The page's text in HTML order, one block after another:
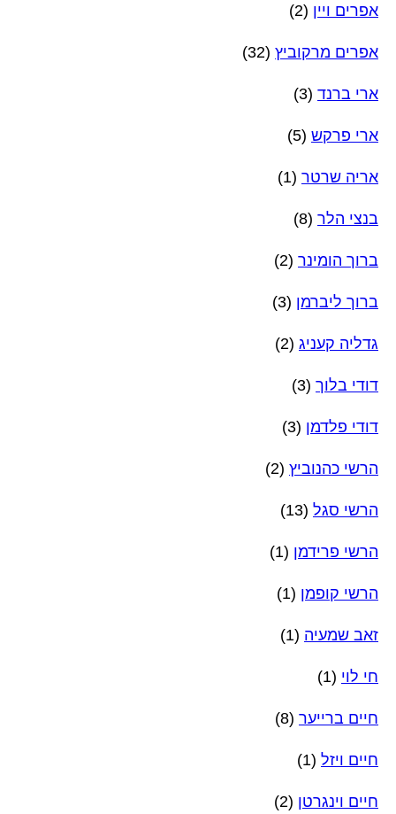
אפרים ויין (2)
אפרים מרקוביץ (32)
ארי ברנד (3)
ארי פרקש (5)
אריה שרטר (1)
בנצי הלר (8)
ברוך הומינר (2)
ברוך ליברמן (3)
גדליה קעניג (2)
דודי בלוך (3)
דודי פלדמן (3)
הרשי כהנוביץ (2)
הרשי סגל (13)
הרשי פרידמן (1)
הרשי קופמן (1)
זאב שמעיה (1)
חי לוי (1)
חיים ברייער (8)
חיים ויזל (1)
חיים וינגרטן (2)